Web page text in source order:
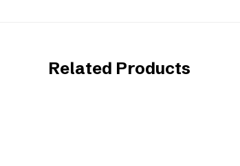
Related Products